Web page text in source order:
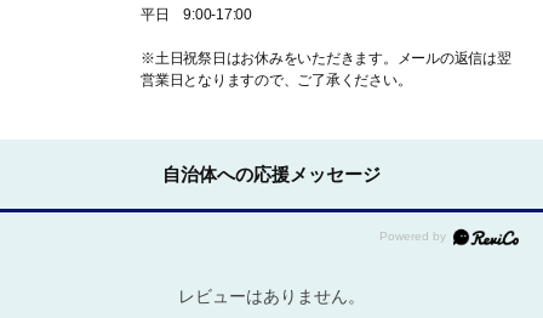
平日 9:00-17:00
※土日祝祭日はお休みをいただきます。メールの返信は翌
営業日となりますので、ご了承ください。
自治体への応援メッセージ
レビューはありません。